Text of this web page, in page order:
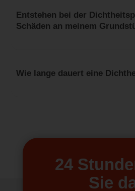
Entstehen bei der
Schäden an meinem
Wie lange dauert eine
24
Sie